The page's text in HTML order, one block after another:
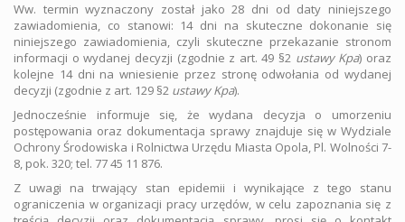
Ww. termin wyznaczony został jako 28 dni od daty niniejszego
zawiadomienia, co stanowi: 14 dni na skuteczne dokonanie się
niniejszego zawiadomienia, czyli skuteczne przekazanie stronom
informacji o wydanej decyzji (zgodnie z art. 49 §2 ustawy Kpa) oraz
kolejne 14 dni na wniesienie przez stronę odwołania od wydanej
decyzji (zgodnie z art. 129 §2 ustawy Kpa).
Jednocześnie informuje się, że wydana decyzja o umorzeniu
postępowania oraz dokumentacja sprawy znajduje się w Wydziale
Ochrony Środowiska i Rolnictwa Urzędu Miasta Opola, Pl. Wolności 7-
8, pok. 320; tel. 77 45 11 876.
Z uwagi na trwający stan epidemii i wynikające z tego stanu
ograniczenia w organizacji pracy urzędów, w celu zapoznania się z